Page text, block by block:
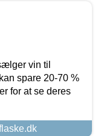
vin til
spare 20-70 %
for at se deres